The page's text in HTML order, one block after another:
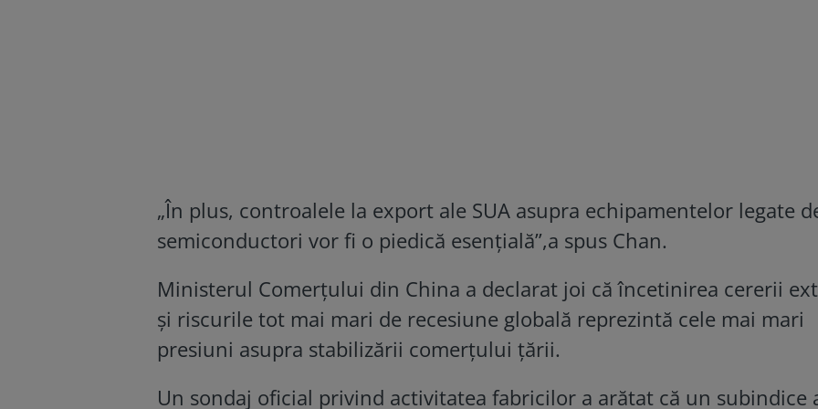
„În plus, controalele la export ale SUA asupra echipamentelor legate
semiconductori vor fi o piedică esențială”,a spus Chan.
Ministerul Comerțului din China a declarat joi că încetinirea cererii
și riscurile tot mai mari de recesiune globală reprezintă cele mai mari
presiuni asupra stabilizării comerțului țării.
Un sondaj oficial privind activitatea fabricilor a arătat că un subindice